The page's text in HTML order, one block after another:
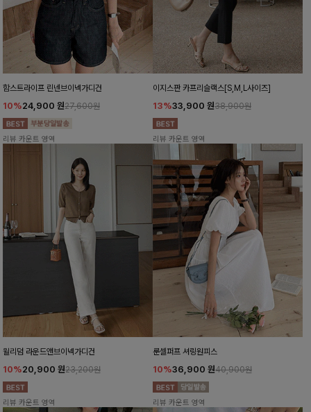
함스트라이프 린넨브이넥가디건
10%24,900 원27,600원
리뷰 카운트 영역
이지스판 카프리슬랙스[S,M,L사이즈]
13%33,900 원38,900원
리뷰 카운트 영역
윌리덤 라운드앤브이넥가디건
10%20,900 원23,200원
리뷰 카운트 영역
룬셀퍼프 셔링원피스
10%36,900 원40,900원
리뷰 카운트 영역